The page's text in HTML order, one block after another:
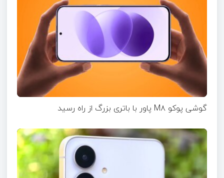
گوشی پوکو M۸ پاور با باتری بزرگ از راه رسید